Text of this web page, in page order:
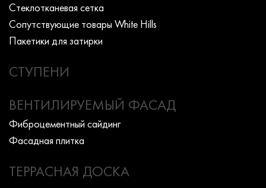
Стеклотканевая сетка
Сопутствующие товары White Hills
Пакетики для затирки
СТУПЕНИ
ВЕНТИЛИРУЕМЫЙ ФАСАД
Фиброцементный сайдинг
Фасадная плитка
ТЕРРАСНАЯ ДОСКА